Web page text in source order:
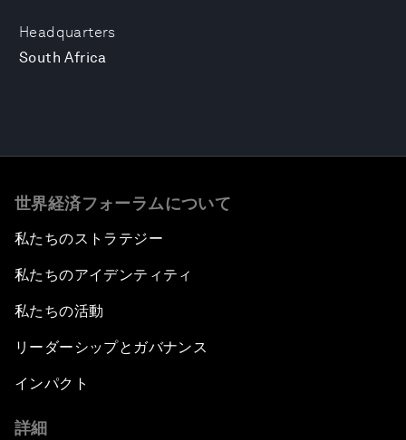
Headquarters
South Africa
世界経済フォーラムについて
私たちのストラテジー
私たちのアイデンティティ
私たちの活動
リーダーシップとガバナンス
インパクト
詳細